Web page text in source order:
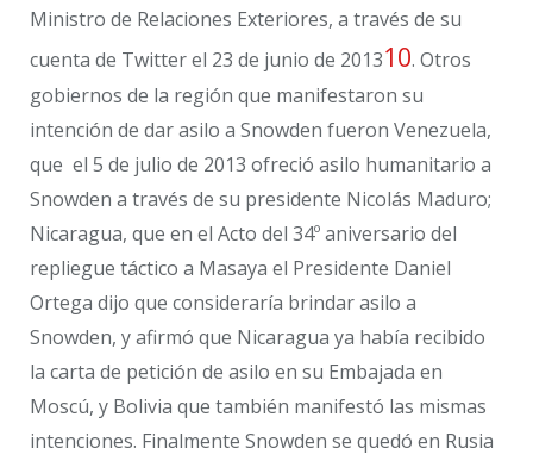
Ministro de Relaciones Exteriores, a través de su
cuenta de Twitter el 23 de junio de 201310. Otros
gobiernos de la región que manifestaron su
intención de dar asilo a Snowden fueron Venezuela,
que el 5 de julio de 2013 ofreció asilo humanitario a
Snowden a través de su presidente Nicolás Maduro;
Nicaragua, que en el Acto del 34º aniversario del
repliegue táctico a Masaya el Presidente Daniel
Ortega dijo que consideraría brindar asilo a
Snowden, y afirmó que Nicaragua ya había recibido
la carta de petición de asilo en su Embajada en
Moscú, y Bolivia que también manifestó las mismas
intenciones. Finalmente Snowden se quedó en Rusia